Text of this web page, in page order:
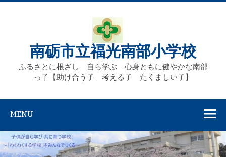
Skip
南砺市立福光南部小学校
ふるさとに根ざし 自ら学ぶ 心身ともに健やかな南部
っ子【助け合う子 考える子 たくましい子】
MENU